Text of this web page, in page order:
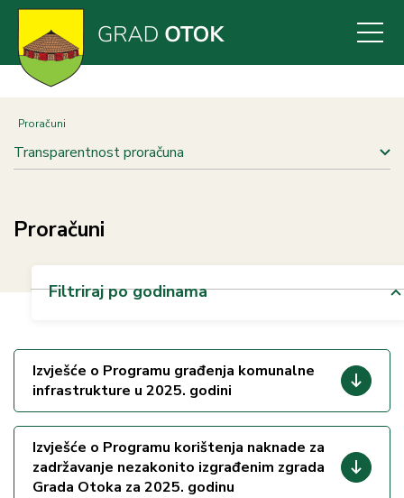
Skoči
glavni
sadržaj
Proračuni
Transparentnost proračuna
Proračuni
Filtriraj po godinama
Izvješće o Programu građenja komunalne
infrastrukture u 2025. godini
Izvješće o Programu korištenja naknade za
zadržavanje nezakonito izgrađenim zgrada
Grada Otoka za 2025. godinu